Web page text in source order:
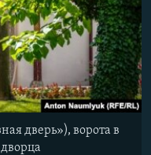
дверь»), ворота в